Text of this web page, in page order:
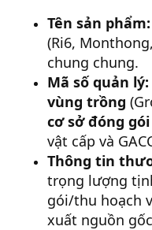
Tên sản phẩm:
(Ri6,
chung chung.
Mã số quản lý:
vùng trồng
cơ sở đóng gói
vật cấp và
Thông tin
trọng lượng
gói/thu hoạch
xuất nguồn